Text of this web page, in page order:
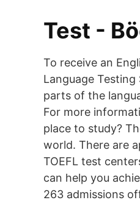
Test -
To receive an
Language
parts of the
For more
place to study?
world. There are
TOEFL test
can help you
263 admissions